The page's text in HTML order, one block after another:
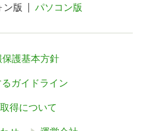
ン版 パソコン版
保護基本方針
ガイドライン
得について